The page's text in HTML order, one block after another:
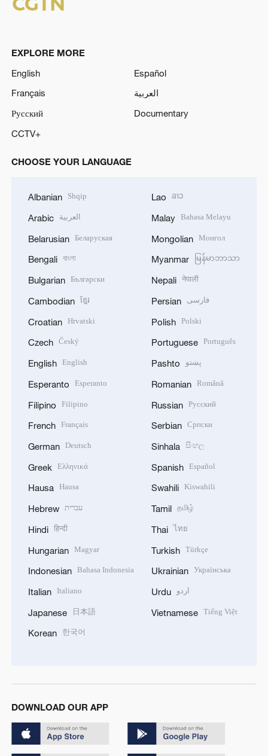
EXPLORE MORE
English
Español
Français
العربية
Русский
Documentary
CCTV+
CHOOSE YOUR LANGUAGE
Albanian Shqip
Arabic العربية
Belarusian Беларуская
Bengali বাংলা
Bulgarian Български
Cambodian ខ្មែរ
Croatian Hrvatski
Czech Český
English English
Esperanto Esperanto
Filipino Filipino
French Français
German Deutsch
Greek Ελληνικά
Hausa Hausa
Hebrew עברית
Hindi हिन्दी
Hungarian Magyar
Indonesian Bahasa Indonesia
Italian Italiano
Japanese 日本語
Korean 한국어
Lao ລາວ
Malay Bahasa Melayu
Mongolian Монгол
Myanmar မြန်မာဘာသာ
Nepali नेपाली
Persian فارسی
Polish Polski
Portuguese Português
Pashto پښتو
Romanian Română
Russian Русский
Serbian Српски
Sinhala සිංහල
Spanish Español
Swahili Kiswahili
Tamil தமிழ்
Thai ไทย
Turkish Türkçe
Ukrainian Українська
Urdu اردو
Vietnamese Tiếng Việt
DOWNLOAD OUR APP